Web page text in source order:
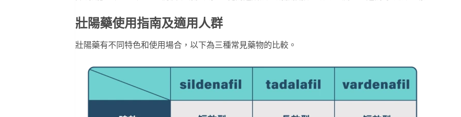
壯陽藥使用指南及適用人群
壯陽藥有不同特色和使用場合，以下為三種常見藥物的比較。